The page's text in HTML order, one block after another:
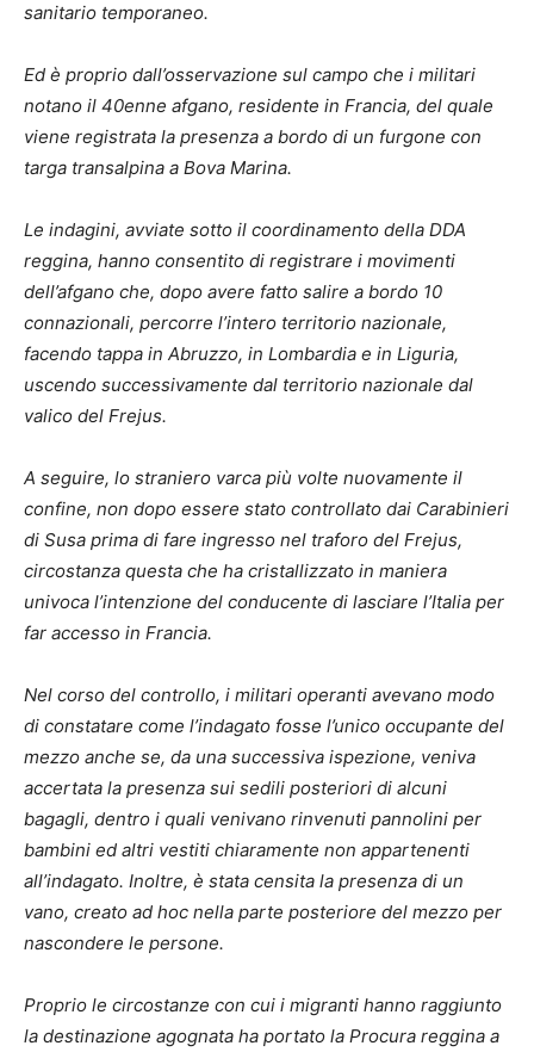
sanitario temporaneo.
Ed è proprio dall’osservazione sul campo che i militari
notano il 40enne afgano, residente in Francia, del quale
viene registrata la presenza a bordo di un furgone con
targa transalpina a Bova Marina.
Le indagini, avviate sotto il coordinamento della DDA
reggina, hanno consentito di registrare i movimenti
dell’afgano che, dopo avere fatto salire a bordo 10
connazionali, percorre l’intero territorio nazionale,
facendo tappa in Abruzzo, in Lombardia e in Liguria,
uscendo successivamente dal territorio nazionale dal
valico del Frejus.
A seguire, lo straniero varca più volte nuovamente il
confine, non dopo essere stato controllato dai Carabinieri
di Susa prima di fare ingresso nel traforo del Frejus,
circostanza questa che ha cristallizzato in maniera
univoca l’intenzione del conducente di lasciare l’Italia per
far accesso in Francia.
Nel corso del controllo, i militari operanti avevano modo
di constatare come l’indagato fosse l’unico occupante del
mezzo anche se, da una successiva ispezione, veniva
accertata la presenza sui sedili posteriori di alcuni
bagagli, dentro i quali venivano rinvenuti pannolini per
bambini ed altri vestiti chiaramente non appartenenti
all’indagato. Inoltre, è stata censita la presenza di un
vano, creato ad hoc nella parte posteriore del mezzo per
nascondere le persone.
Proprio le circostanze con cui i migranti hanno raggiunto
la destinazione agognata ha portato la Procura reggina a